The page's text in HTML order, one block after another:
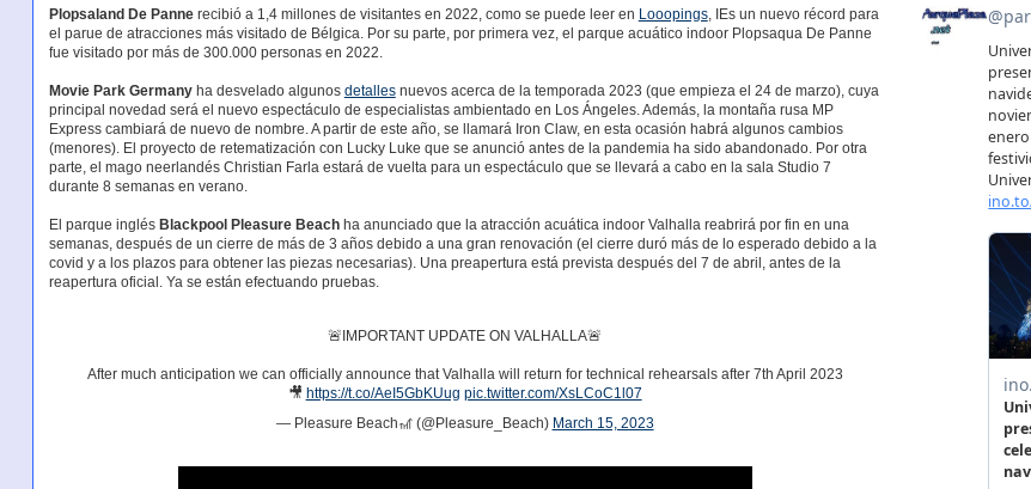
Plopsaland De Pannerecibió a 1,4 millones de visitantes en 2022, como se puede leer en Looopings, IEs un nuevo récord para
el parue de atracciones más visitado de Bélgica. Por su parte, por primera vez, el parque acuático indoor Plopsaqua De Panne
fue visitado por más de 300.000 personas en 2022.
Movie Park Germanyha desvelado algunos detallesnuevos acerca de la temporada 2023 (que empieza el 24 de marzo), cuya
principal novedad será el nuevo espectáculo de especialistas ambientado en Los Ángeles. Además, la montaña rusa MP
Express cambiará de nuevo de nombre. A partir de este año, se llamará Iron Claw, en esta ocasión habrá algunos cambios
(menores). El proyecto de retematización con Lucky Luke que se anunció antes de la pandemia ha sido abandonado. Por otra
parte, el mago neerlandés Christian Farla estará de vuelta para un espectáculo que se llevará a cabo en la sala Studio 7
durante 8 semanas en verano.
El parque inglés Blackpool Pleasure Beachha anunciado que la atracción acuática indoor Valhalla reabrirá por fin en una
semanas, después de un cierre de más de 3 años debido a una gran renovación (el cierre duró más de lo esperado debido a la
covid y a los plazos para obtener las piezas necesarias). Una preapertura está prevista después del 7 de abril, antes de la
reapertura oficial. Ya se están efectuando pruebas.
🚨IMPORTANT UPDATE ON VALHALLA🚨
After much anticipation we can officially announce that Valhalla will return for technical rehearsals after 7th April 2023
🎥 https://t.co/AeI5GbKUug pic.twitter.com/XsLCoC1l07
— Pleasure Beach🎢 (@Pleasure_Beach) March 15, 2023